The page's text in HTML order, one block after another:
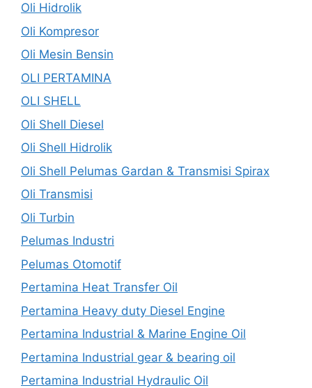
Oli Hidrolik
Oli Kompresor
Oli Mesin Bensin
OLI PERTAMINA
OLI SHELL
Oli Shell Diesel
Oli Shell Hidrolik
Oli Shell Pelumas Gardan & Transmisi Spirax
Oli Transmisi
Oli Turbin
Pelumas Industri
Pelumas Otomotif
Pertamina Heat Transfer Oil
Pertamina Heavy duty Diesel Engine
Pertamina Industrial & Marine Engine Oil
Pertamina Industrial gear & bearing oil
Pertamina Industrial Hydraulic Oil